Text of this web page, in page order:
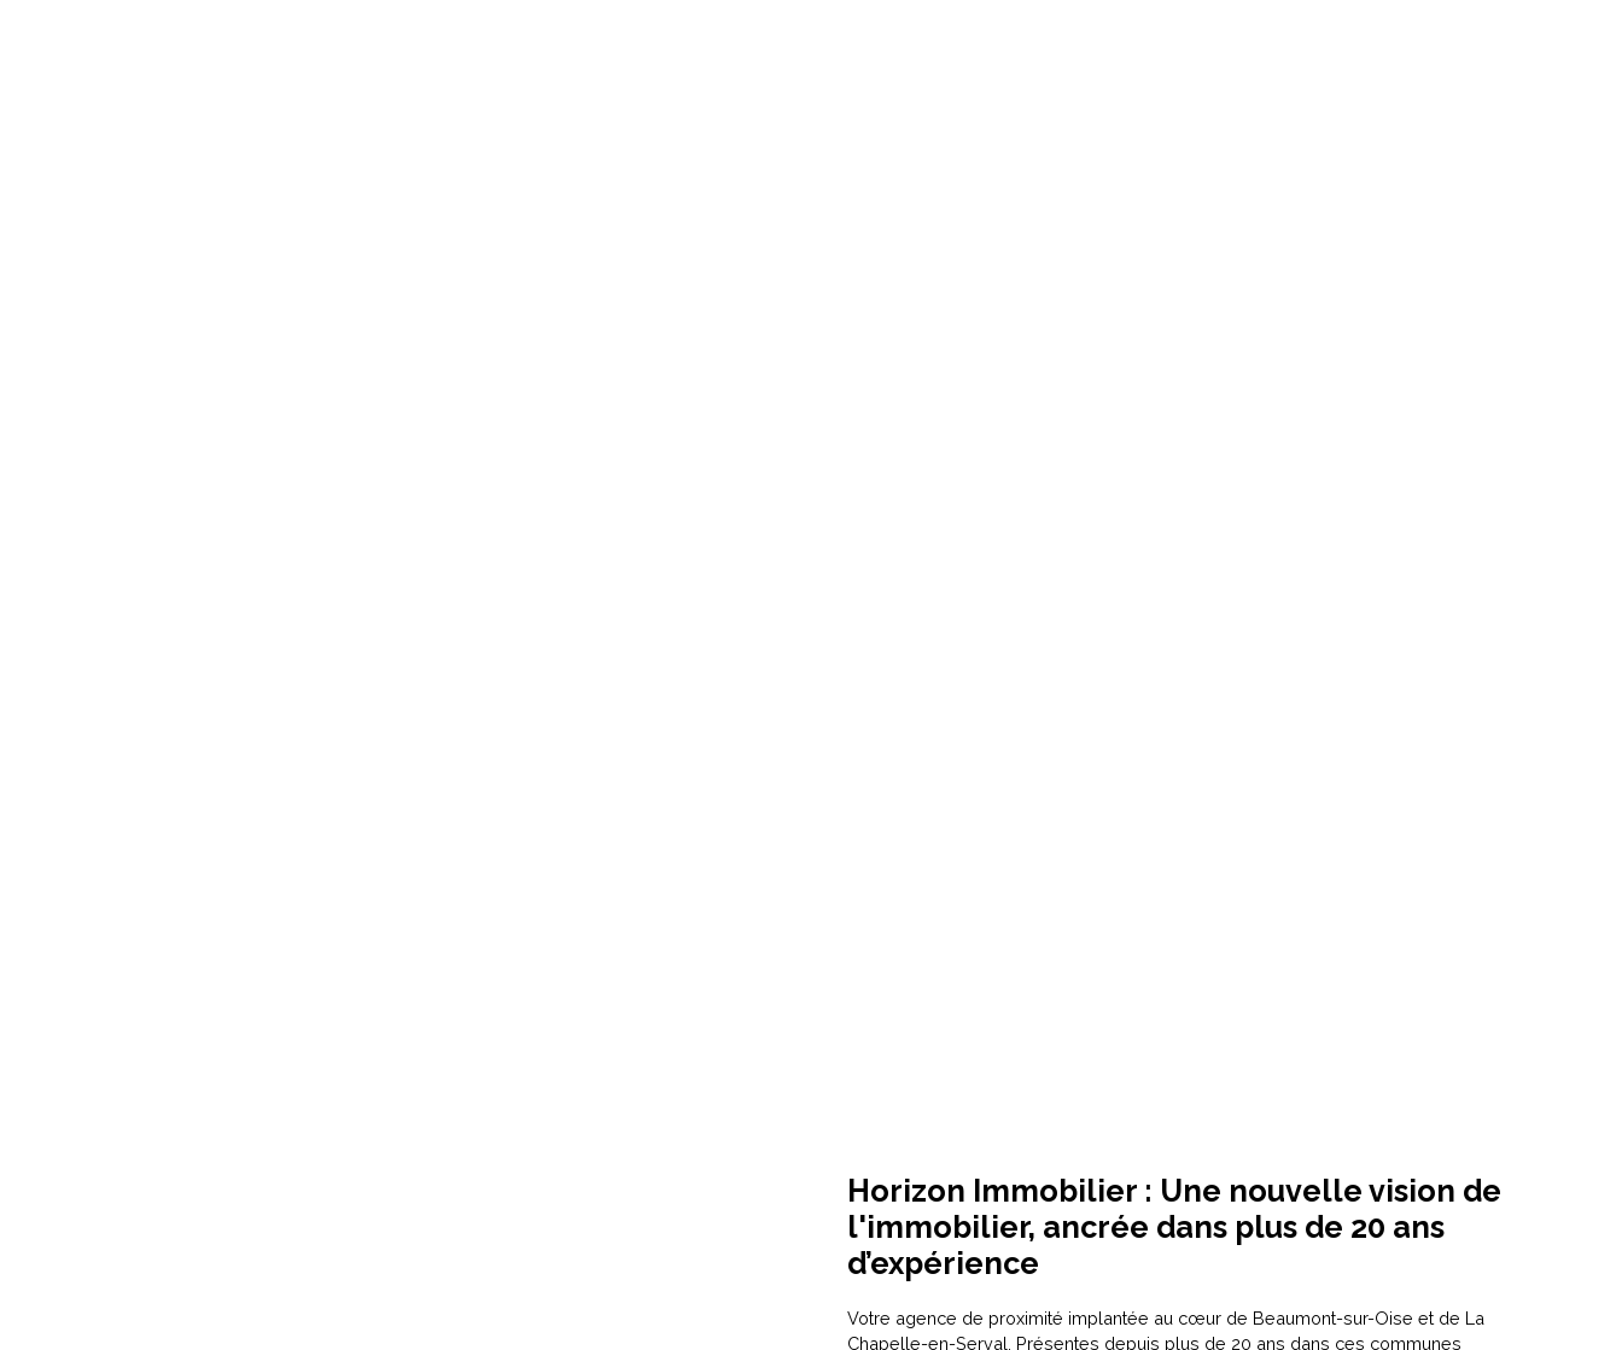
Horizon Immobilier : Une nouvelle vision de
l'immobilier, ancrée dans plus de 20 ans
d’expérience
Votre agence de proximité implantée au cœur de Beaumont-sur-Oise et de La
Chapelle-en-Serval . Présentes depuis plus de 20 ans dans ces communes